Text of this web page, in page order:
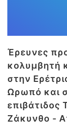
Έρευνες
κολυμβητή
στην
Ωρωπό και
Ζάκυνθο -